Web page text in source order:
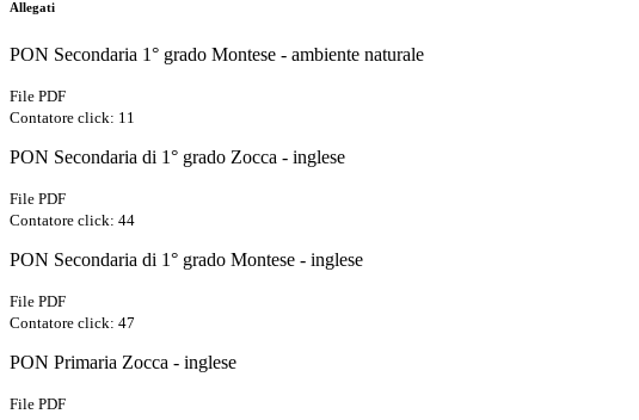
Allegati
PON Secondaria 1° grado Montese - ambiente naturale
File PDF
Contatore click: 11
PON Secondaria di 1° grado Zocca - inglese
File PDF
Contatore click: 44
PON Secondaria di 1° grado Montese - inglese
File PDF
Contatore click: 47
PON Primaria Zocca - inglese
File PDF